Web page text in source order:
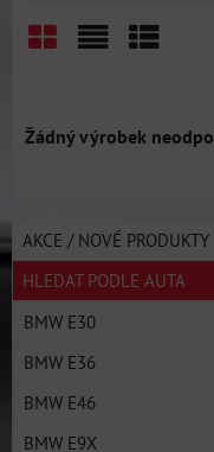
AKCE / NOVÉ PRODUKTY
HLEDAT PODLE AUTA
BMW E30
BMW E36
BMW E46
BMW E9X